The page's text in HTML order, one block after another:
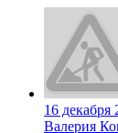
16 декабря
Валерия